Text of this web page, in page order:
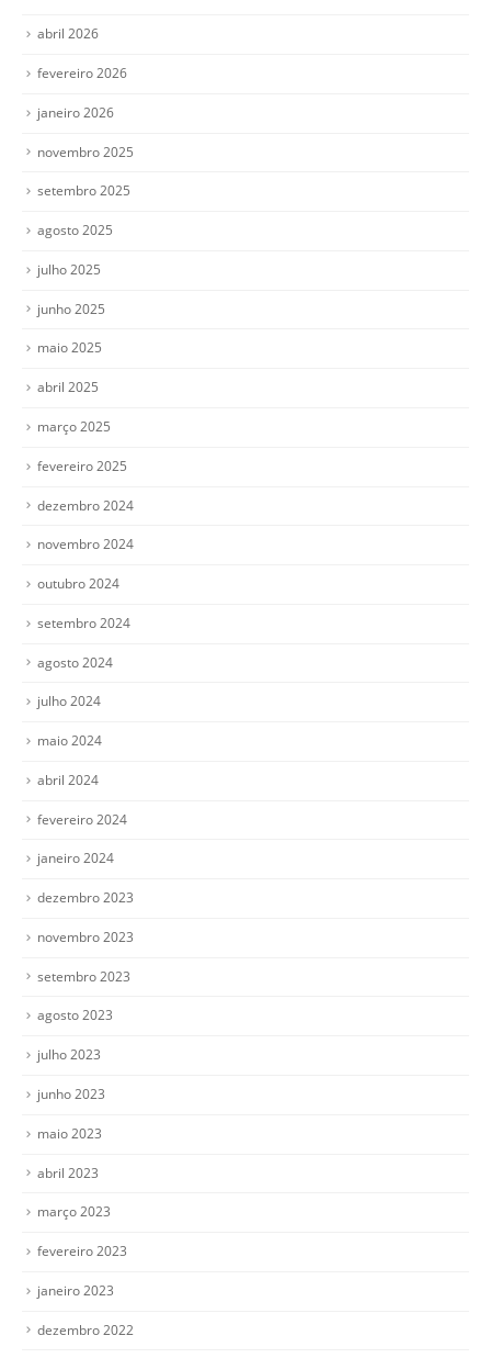
abril 2026
fevereiro 2026
janeiro 2026
novembro 2025
setembro 2025
agosto 2025
julho 2025
junho 2025
maio 2025
abril 2025
março 2025
fevereiro 2025
dezembro 2024
novembro 2024
outubro 2024
setembro 2024
agosto 2024
julho 2024
maio 2024
abril 2024
fevereiro 2024
janeiro 2024
dezembro 2023
novembro 2023
setembro 2023
agosto 2023
julho 2023
junho 2023
maio 2023
abril 2023
março 2023
fevereiro 2023
janeiro 2023
dezembro 2022